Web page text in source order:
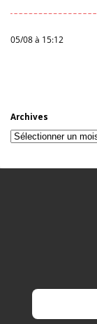
05/08 à 15:12
Archives
Archives